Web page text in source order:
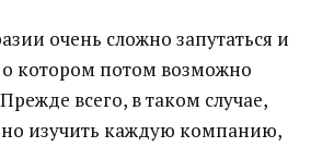
очень сложно запутаться и
о котором потом возможно
всего, в таком случае,
изучить каждую компанию,